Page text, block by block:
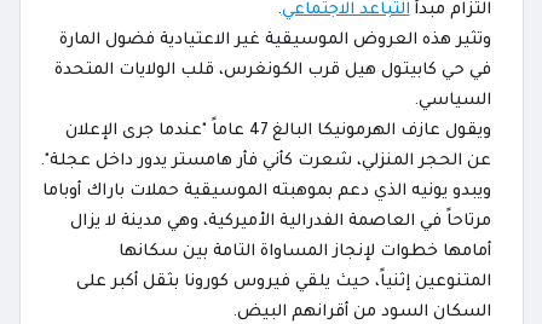
التزام مبدأالتباعد الاجتماعي.
وتثير هذه العروض الموسيقية غير الاعتيادية فضول المارة
في حي كابيتول هيل قرب الكونغرس، قلب الولايات المتحدة
السياسي.
ويقول عازف الهرمونيكا البالغ 47 عاماً "عندما جرى الإعلان
عن الحجر المنزلي، شعرت كأني فأر هامستر يدور داخل عجلة".
ويبدو يونيه الذي دعم بموهبته الموسيقية حملات باراك أوباما
مرتاحاً في العاصمة الفدرالية الأميركية، وهي مدينة لا يزال
أمامها خطوات لإنجاز المساواة التامة بين سكانها
المتنوعين إثنياً، حيث يلقي فيروس كورونا بثقل أكبر على
السكان السود من أقرانهم البيض.